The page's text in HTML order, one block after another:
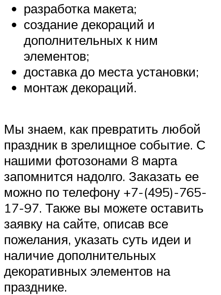
разработка макета;
создание декораций и
дополнительных к ним
элементов;
доставка до места установки;
монтаж декораций.
Мы знаем, как превратить любой
праздник в зрелищное событие. С
нашими фотозонами 8 марта
запомнится надолго. Заказать ее
можно по телефону +7-(495)-765-
17-97. Также вы можете оставить
заявку на сайте, описав все
пожелания, указать суть идеи и
наличие дополнительных
декоративных элементов на
празднике.